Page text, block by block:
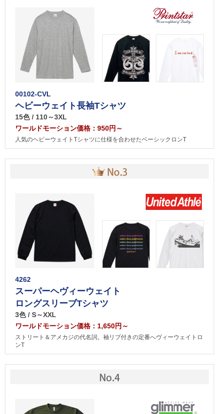
00102-CVL
ヘビーウェイト長袖Tシャツ
15色 / 110～3XL
ワールドモーション価格：950円～
人気のヘビーウェイトTシャツに仕様を合わせたベーシックロンT
4262
スーパーヘヴィーウェイト
ロングスリーブTシャツ
3色 / S～XXL
ワールドモーション価格：1,650円～
ストリート＆アメカジの代名詞。袖リブ付きの定番へヴィーウェイトロ
ンT